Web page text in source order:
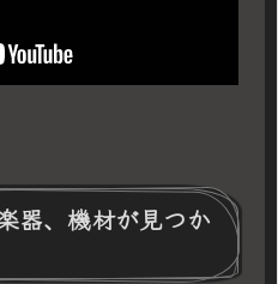
器、機材が見つか